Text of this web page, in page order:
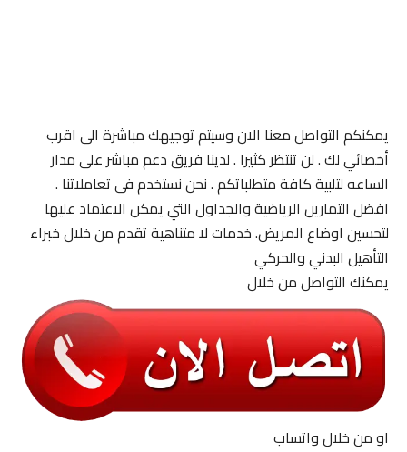
يمكنكم التواصل معنا الان وسيتم توجيهك مباشرة الى اقرب
أخصائي لك . لن تنتظر كثيرا . لدينا فريق دعم مباشر على مدار
الساعه لتلبية كافة متطلباتكم . نحن نستخدم فى تعاملاتنا .
افضل التمارين الرياضية والجداول التي يمكن الاعتماد عليها
لتحسين اوضاع المريض. خدمات لا متناهية تقدم من خلال خبراء
التأهيل البدني والحركي
يمكنك التواصل من خلال
او من خلال واتساب